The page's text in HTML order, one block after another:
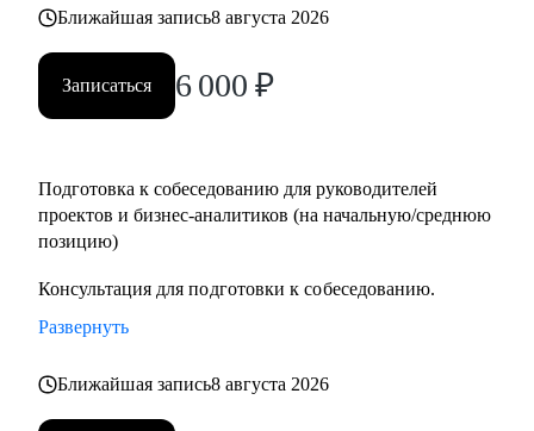
• Студентам и выпускникам для поиска стажировки в ИТ.
• Специалистам из других сфер, которые хотят
попробовать себя в новой специальности.
• Новичкам, кто хочет начать работу в ИТ и не знает, с чего
Ближайшая запись8 августа 2026
Записаться 6 000 ₽
Подготовка к собеседованию для руководителей
проектов и бизнес-аналитиков (на начальную/среднюю
позицию)
Консультация для подготовки к собеседованию.
Развернуть
Ближайшая запись8 августа 2026